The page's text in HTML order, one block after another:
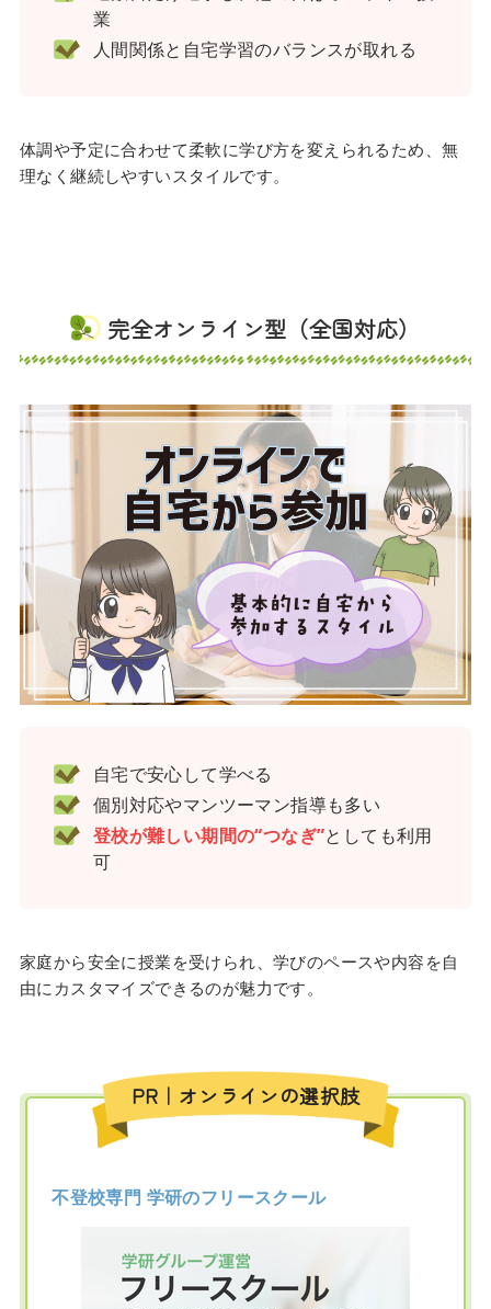
業
人間関係と自宅学習のバランスが取れる
体調や予定に合わせて柔軟に学び方を変えられるため、無
理なく継続しやすいスタイルです。
完全オンライン型（全国対応）
自宅で安心して学べる
個別対応やマンツーマン指導も多い
登校が難しい期間の“つなぎ”としても利用
可
家庭から安全に授業を受けられ、学びのペースや内容を自
由にカスタマイズできるのが魅力です。
PR｜オンラインの選択肢
不登校専門 学研のフリースクール